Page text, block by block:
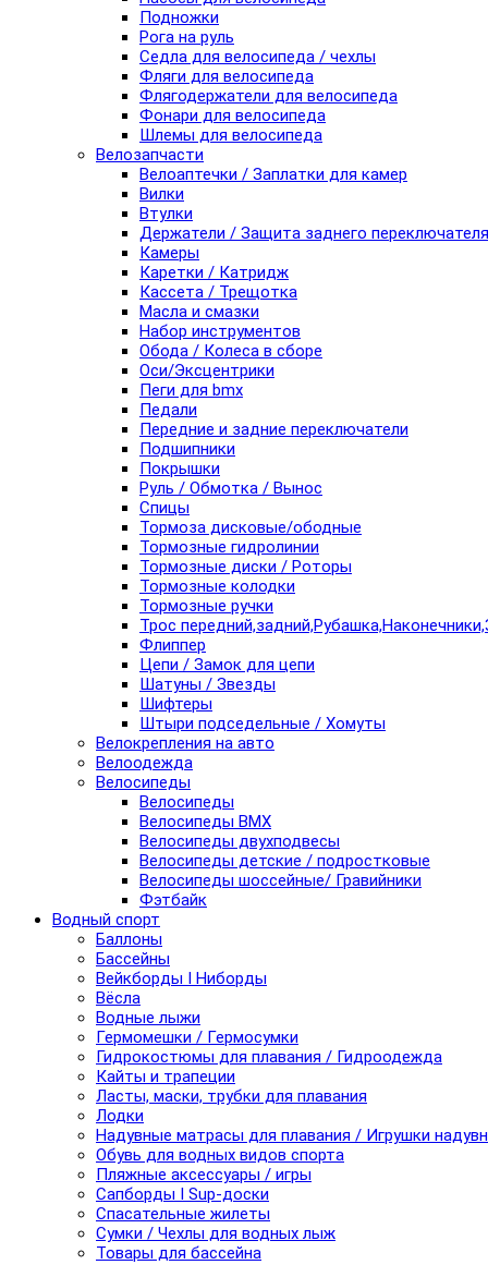
Подножки
Рога на руль
Седла для велосипеда / чехлы
Фляги для велосипеда
Флягодержатели для велосипеда
Фонари для велосипеда
Шлемы для велосипеда
Велозапчасти
Велоаптечки / Заплатки для камер
Вилки
Втулки
Держатели / Защита заднего переключателя
Камеры
Каретки / Катридж
Кассета / Трещотка
Масла и смазки
Набор инструментов
Обода / Колеса в сборе
Оси/Эксцентрики
Пеги для bmx
Педали
Передние и задние переключатели
Подшипники
Покрышки
Руль / Обмотка / Вынос
Спицы
Тормоза дисковые/ободные
Тормозные гидролинии
Тормозные диски / Роторы
Тормозные колодки
Тормозные ручки
Трос
Флиппер
Цепи / Замок для цепи
Шатуны / Звезды
Шифтеры
Штыри подседельные / Хомуты
Велокрепления на авто
Велоодежда
Велосипеды
Велосипеды
Велосипеды BMX
Велосипеды двухподвесы
Велосипеды детские / подростковые
Велосипеды шоссейные/ Гравийники
Фэтбайк
Водный спорт
Баллоны
Бассейны
Вейкборды I Ниборды
Вёсла
Водные лыжи
Гермомешки / Гермосумки
Гидрокостюмы для плавания / Гидроодежда
Кайты и трапеции
Ласты, маски, трубки для плавания
Лодки
Надувные матрасы для плавания / Игрушки
Обувь для водных видов спорта
Пляжные аксессуары / игры
Сапборды I Sup-доски
Спасательные жилеты
Сумки / Чехлы для водных лыж
Товары для бассейна